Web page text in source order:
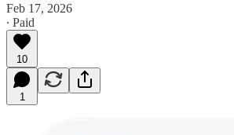
Feb 17, 2026
∙ Paid
10
1